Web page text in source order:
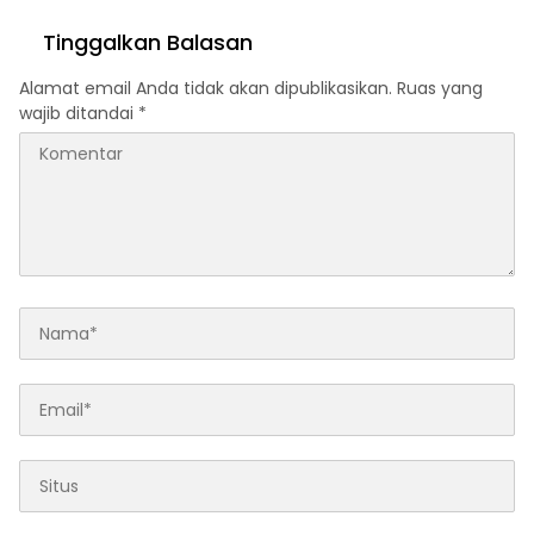
Tinggalkan Balasan
Alamat email Anda tidak akan dipublikasikan. Ruas yang
wajib ditandai *